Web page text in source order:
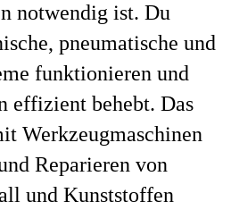
notwendig ist. Du
pneumatische und
funktionieren und
effizient behebt. Das
Werkzeugmaschinen
Reparieren von
und Kunststoffen